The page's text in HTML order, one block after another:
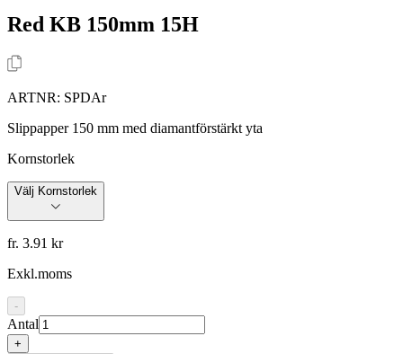
Red KB 150mm 15H
ARTNR: SPDAr
Slippapper 150 mm med diamantförstärkt yta
Kornstorlek
Välj Kornstorlek
fr. 3.91 kr
Exkl.moms
-
Antal
+